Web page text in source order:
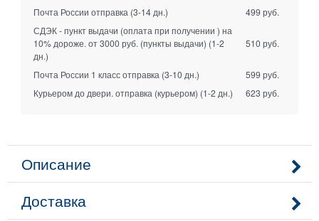
Почта России отправка (3-14 дн.)
499 руб.
СДЭК - пункт выдачи (оплата при получении ) на
10% дороже. от 3000 руб. (пункты выдачи) (1-2
дн.)
510 руб.
Почта России 1 класс отправка (3-10 дн.)
599 руб.
Курьером до двери. отправка (курьером) (1-2 дн.) 623 руб.
Описание
Доставка